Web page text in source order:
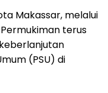
Makassar, melalui
terus
(PSU) di